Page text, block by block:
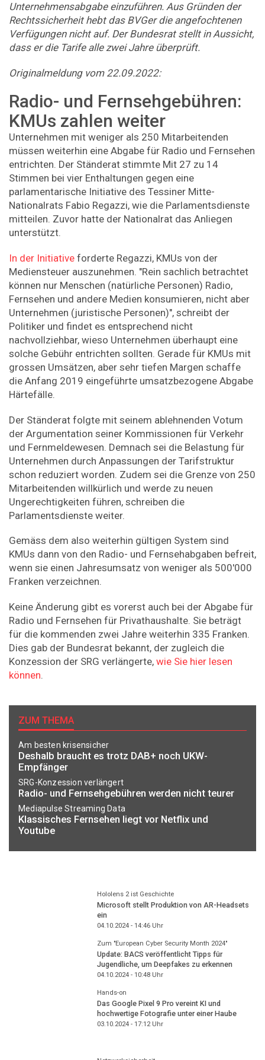
Unternehmensabgabe einzuführen. Aus Gründen der
Rechtssicherheit hebt das BVGer die angefochtenen
Verfügungen nicht auf. Der Bundesrat stellt in Aussicht,
dass er die Tarife alle zwei Jahre überprüft.
Originalmeldung vom 22.09.2022:
Radio- und Fernsehgebühren:
KMUs zahlen weiter
Unternehmen mit weniger als 250 Mitarbeitenden
müssen weiterhin eine Abgabe für Radio und Fernsehen
entrichten. Der Ständerat stimmte Mit 27 zu 14
Stimmen bei vier Enthaltungen gegen eine
parlamentarische Initiative des Tessiner Mitte-
Nationalrats Fabio Regazzi, wie die Parlamentsdienste
mitteilen. Zuvor hatte der Nationalrat das Anliegen
unterstützt.
In der Initiative forderte Regazzi, KMUs von der
Mediensteuer auszunehmen. "Rein sachlich betrachtet
können nur Menschen (natürliche Personen) Radio,
Fernsehen und andere Medien konsumieren, nicht aber
Unternehmen (juristische Personen)", schreibt der
Politiker und findet es entsprechend nicht
nachvollziehbar, wieso Unternehmen überhaupt eine
solche Gebühr entrichten sollten. Gerade für KMUs mit
grossen Umsätzen, aber sehr tiefen Margen schaffe
die Anfang 2019 eingeführte umsatzbezogene Abgabe
Härtefälle.
Der Ständerat folgte mit seinem ablehnenden Votum
der Argumentation seiner Kommissionen für Verkehr
und Fernmeldewesen. Demnach sei die Belastung für
Unternehmen durch Anpassungen der Tarifstruktur
schon reduziert worden. Zudem sei die Grenze von 250
Mitarbeitenden willkürlich und werde zu neuen
Ungerechtigkeiten führen, schreiben die
Parlamentsdienste weiter.
Gemäss dem also weiterhin gültigen System sind
KMUs dann von den Radio- und Fernsehabgaben befreit,
wenn sie einen Jahresumsatz von weniger als 500'000
Franken verzeichnen.
Keine Änderung gibt es vorerst auch bei der Abgabe für
Radio und Fernsehen für Privathaushalte. Sie beträgt
für die kommenden zwei Jahre weiterhin 335 Franken.
Dies gab der Bundesrat bekannt, der zugleich die
Konzession der SRG verlängerte, wie Sie hier lesen
können.
ZUM THEMA
Am besten krisensicher
Deshalb braucht es trotz DAB+ noch UKW-
Empfänger
SRG-Konzession verlängert
Radio- und Fernsehgebühren werden nicht teurer
Mediapulse Streaming Data
Klassisches Fernsehen liegt vor Netflix und
Youtube
Hololens 2 ist Geschichte
Microsoft stellt Produktion von AR-Headsets
ein
04.10.2024 - 14:46Uhr
Zum "European Cyber Security Month 2024"
Update: BACS veröffentlicht Tipps für
Jugendliche, um Deepfakes zu erkennen
04.10.2024 - 10:48Uhr
Hands-on
Das Google Pixel 9 Pro vereint KI und
hochwertige Fotografie unter einer Haube
03.10.2024 - 17:12Uhr